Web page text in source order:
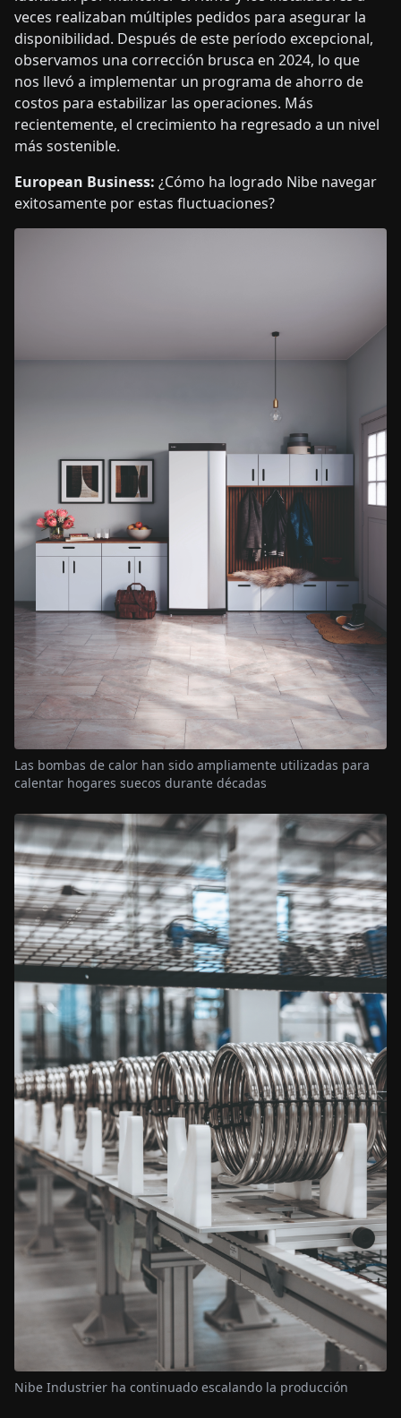
veces realizaban múltiples pedidos para asegurar la
disponibilidad. Después de este período excepcional,
observamos una corrección brusca en 2024, lo que
nos llevó a implementar un programa de ahorro de
costos para estabilizar las operaciones. Más
recientemente, el crecimiento ha regresado a un nivel
más sostenible.
European Business: ¿Cómo ha logrado Nibe navegar
exitosamente por estas fluctuaciones?
Las bombas de calor han sido ampliamente utilizadas para
calentar hogares suecos durante décadas
Nibe Industrier ha continuado escalando la producción